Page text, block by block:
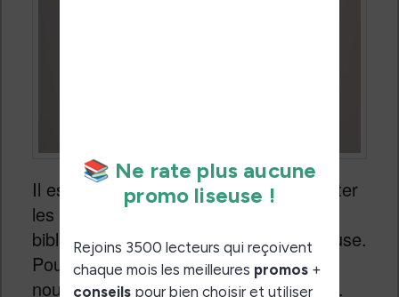
Il est donc très sympathique de consulter
les couvertures des livres dans la
bibliothèque ou la librairie de votre liseuse.
Pour ce qui est des bandes dessinées,
nous allons voir cela un peu plus tard…